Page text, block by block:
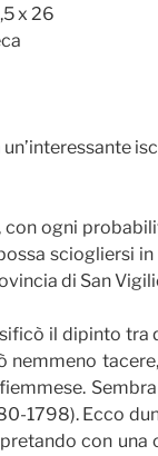
x 26
ogni
possa
di San
il dipinto
nemmeno
1798). Ecco
con